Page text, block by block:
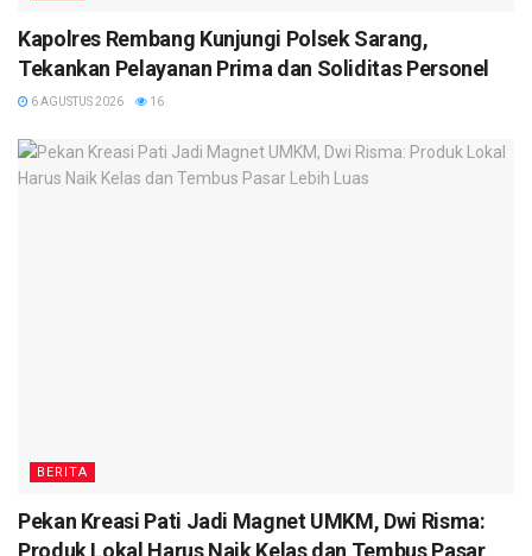
Kapolres Rembang Kunjungi Polsek Sarang,
Tekankan Pelayanan Prima dan Soliditas Personel
6 AGUSTUS 2026 16
BERITA
Pekan Kreasi Pati Jadi Magnet UMKM, Dwi Risma:
Produk Lokal Harus Naik Kelas dan Tembus Pasar